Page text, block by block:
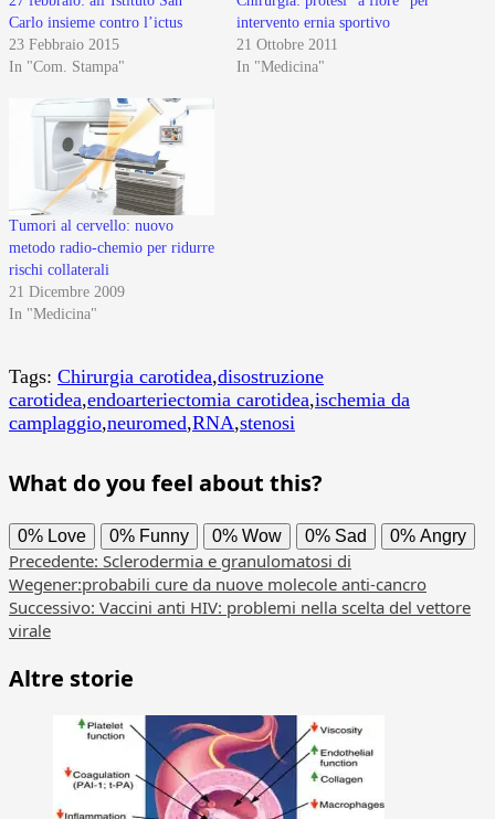
Carlo insieme contro l’ictus
23 Febbraio 2015
In "Com. Stampa"
intervento ernia sportivo
21 Ottobre 2011
In "Medicina"
Tumori al cervello: nuovo
metodo radio-chemio per ridurre
rischi collaterali
21 Dicembre 2009
In "Medicina"
Tags: Chirurgia carotidea,disostruzione
carotidea,endoarteriectomia carotidea,ischemia da
camplaggio,neuromed,RNA,stenosi
What do you feel about this?
0% Love 0% Funny 0% Wow 0% Sad 0% Angry
Navigazione
articolo
Precedente: Sclerodermia e granulomatosi di
Wegener:probabili cure da nuove molecole anti-cancro
Successivo: Vaccini anti HIV: problemi nella scelta del vettore
virale
Altre storie